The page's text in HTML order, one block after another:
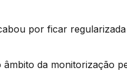
por ficar
da monitorização